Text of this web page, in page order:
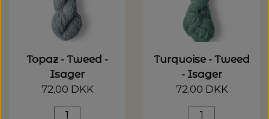
Topaz - Tweed -
Isager
72,00 DKK
Turquoise - Tweed
- Isager
72,00 DKK